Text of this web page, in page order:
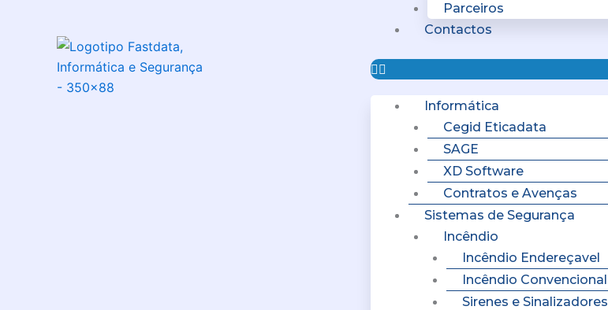
Parceiros
Contactos
Informática
Cegid Eticadata
SAGE
XD Software
Contratos e Avenças
Sistemas de Segurança
Incêndio
Incêndio Endereçavel
Incêndio Convencional
Sirenes e Sinalizadores